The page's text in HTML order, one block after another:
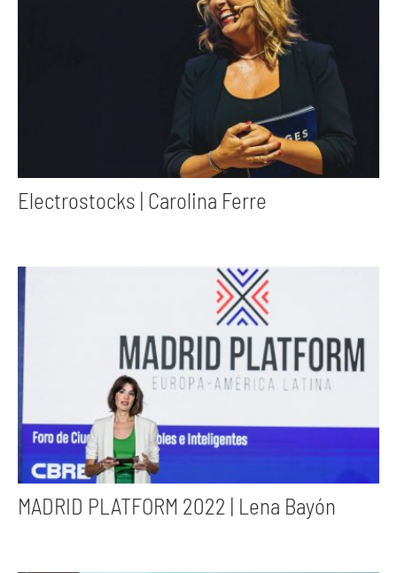
Electrostocks | Carolina Ferre
MADRID PLATFORM 2022 | Lena Bayón